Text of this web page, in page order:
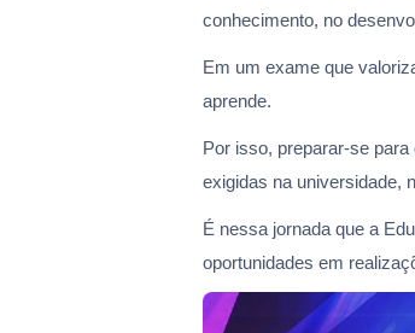
conhecimento, no
Em um exame que
aprende.
Por isso, preparar-se
exigidas na universidade,
É nessa jornada que a
oportunidades em